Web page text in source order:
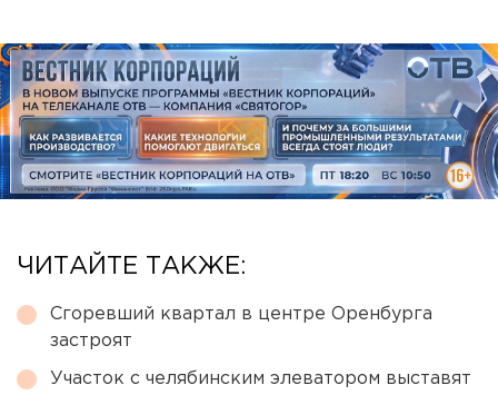
ЧИТАЙТЕ ТАКЖЕ:
Сгоревший квартал в центре Оренбурга
застроят
Участок с челябинским элеватором выставят